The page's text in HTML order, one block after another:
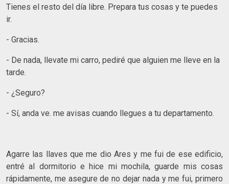
Tienes el resto del día libre. Prepara tus cosas y te puedes
ir.
- Gracias.
- De nada, llevate mi carro, pediré que alguien me lleve en la
tarde.
- ¿Seguro?
- Sí, anda ve. me avisas cuando llegues a tu departamento.
Agarre las llaves que me dio Ares y me fui de ese edificio,
entré al dormitorio e hice mi mochila, guarde mis cosas
rápidamente, me asegure de no dejar nada y me fui, primero